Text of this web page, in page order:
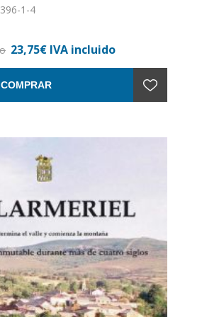
1-4
dura
23,75€ IVA incluido
COMPRAR